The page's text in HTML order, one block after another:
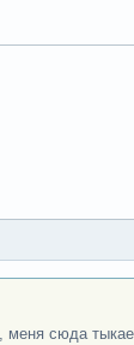
меня сюда